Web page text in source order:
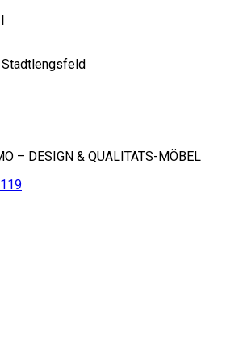
Stadtlengsfeld
– DESIGN & QUALITÄTS-MÖBEL